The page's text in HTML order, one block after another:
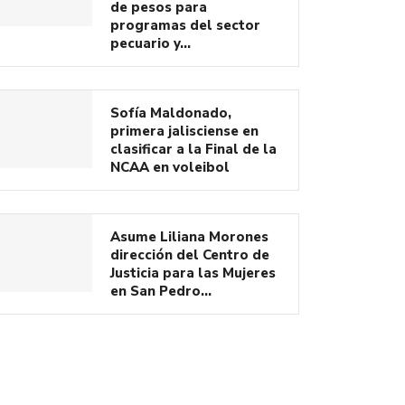
de pesos para
programas del sector
pecuario y…
Sofía Maldonado,
primera jalisciense en
clasificar a la Final de la
NCAA en voleibol
Asume Liliana Morones
dirección del Centro de
Justicia para las Mujeres
en San Pedro…